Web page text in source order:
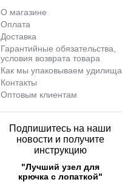
О магазине
Оплата
Доставка
Гарантийные обязательства,
условия возврата товара
Как мы упаковываем удилища
Контакты
Оптовым клиентам
Подпишитесь на наши
новости и получите
инструкцию
"Лучший узел для
крючка с лопаткой"